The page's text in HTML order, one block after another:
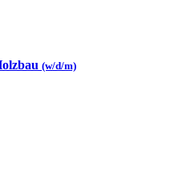
(w/d/m)